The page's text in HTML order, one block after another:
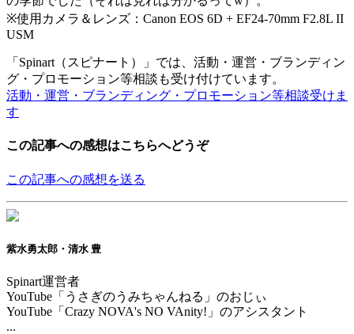
※使用カメラ＆レンズ：Canon EOS 6D + EF24-70mm F2.8L II
USM
「Spinart（スピナート）」では、活動・運営・ブランディン
グ・プロモーション等相談も受け付けています。
活動・運営・ブランディング・プロモーション等相談受けま
す
この記事への感想はこちらへどうぞ
この記事への感想を送る
紫水勇太郎・清水 豊
Spinart運営者
YouTube「うさぎのうみちゃんねる」のおじぃ
YouTube「Crazy NOVA's NO VAnity!」のアシスタント
...